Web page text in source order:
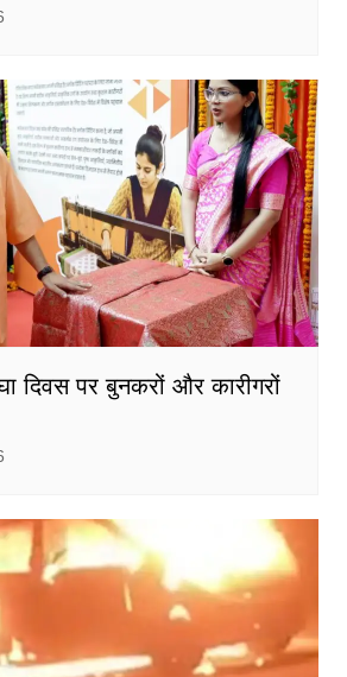
दिवस पर बुनकरों और कारीगरों